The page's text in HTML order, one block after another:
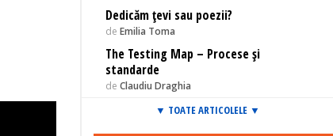
Dedicăm țevi sau poezii?
de Emilia Toma
The Testing Map – Procese și
standarde
de Claudiu Draghia
▼ TOATE ARTICOLELE ▼